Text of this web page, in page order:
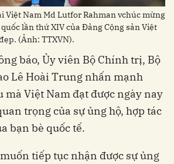
Việt Nam Md Lutfor Rahman vchúc mừng
lần thứ XIV của Đảng Cộng sản Việt
(Ảnh: TTXVN).
báo, Ủy viên Bộ Chính trị, Bộ
Lê Hoài Trung nhấn mạnh
mà Việt Nam đạt được ngày nay
trọng của sự ủng hộ, hợp tác
bạn bè quốc tế.
tiếp tục nhận được sự ủng